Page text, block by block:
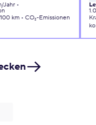
Jahr
km
CO₂-Emissionen